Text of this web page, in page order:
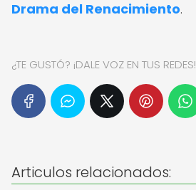
Drama del Renacimiento.
¿TE GUSTÓ? ¡DALE VOZ EN TUS REDES!
Articulos relacionados: